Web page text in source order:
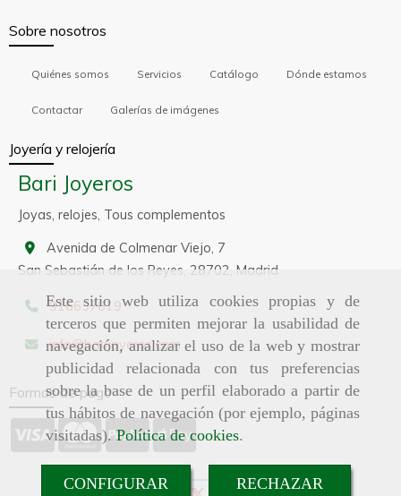
Este sitio web utiliza cookies propias y de
terceros que permiten mejorar la usabilidad de
navegación, analizar el uso de la web y mostrar
publicidad relacionada con tus preferencias
sobre la base de un perfil elaborado a partir de
tus hábitos de navegación (por ejemplo, páginas
visitadas).Política de cookies.
CONFIGURAR RECHAZAR
Sobre nosotros
Quiénes somos Servicios Catálogo Dónde estamos
Contactar Galerías de imágenes
Joyería y relojería
Bari Joyeros
Joyas, relojes, Tous complementos
Avenida de Colmenar Viejo, 7
San Sebastián de los Reyes, 28702, Madrid
916637819
info barijoyeros.com
Formas de pago